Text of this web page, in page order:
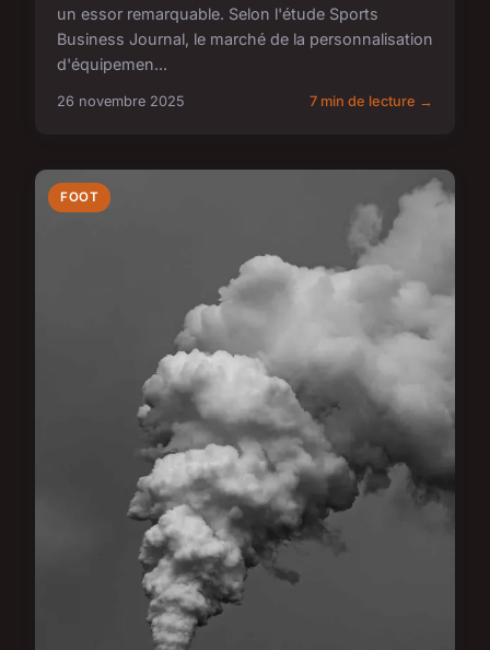
un essor remarquable. Selon l'étude Sports
Business Journal, le marché de la personnalisation
d'équipemen...
26 novembre 2025 7 min de lecture →
FOOT